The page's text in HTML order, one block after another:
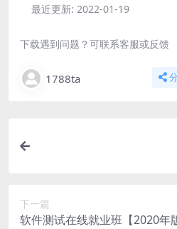
最近更新: 2022-01-19
下载遇到问题？可联系客服或反馈
1788ta
下一篇
软件测试在线就业班【2020年